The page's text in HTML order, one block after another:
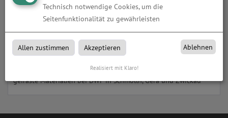
gefräste Materialien
gefräste Materialien bei DWP in Schmölln, Gera und Zwickau
Technisch notwendige Cookies, um die
Seitenfunktionalität zu gewährleisten
Allen zustimmen Akzeptieren Ablehnen
Realisiert mit Klaro!